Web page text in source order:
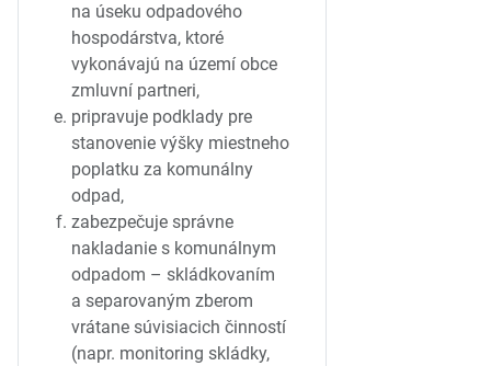
na úseku odpadového
hospodárstva, ktoré
vykonávajú na území obce
zmluvní partneri,
pripravuje podklady pre
stanovenie výšky miestneho
poplatku za komunálny
odpad,
zabezpečuje správne
nakladanie s komunálnym
odpadom – skládkovaním
a separovaným zberom
vrátane súvisiacich činností
(napr. monitoring skládky,